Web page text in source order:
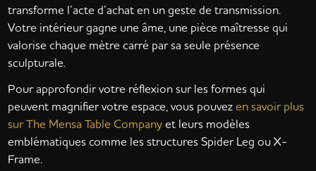
transforme l’acte d’achat en un geste de transmission.
Votre intérieur gagne une âme, une pièce maîtresse qui
valorise chaque mètre carré par sa seule présence
sculpturale.
Pour approfondir votre réflexion sur les formes qui
peuvent magnifier votre espace, vous pouvezen savoir plus
sur The Mensa Table Companyet leurs modèles
emblématiques comme les structures Spider Leg ou X-
Frame.